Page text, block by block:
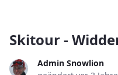
Skitour -
Admin Snowlion